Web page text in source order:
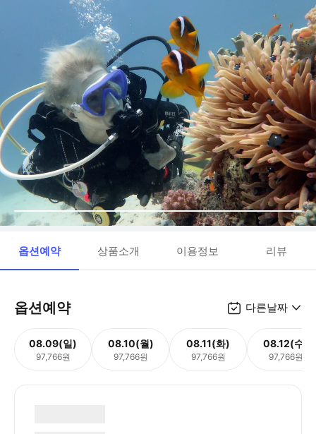
옵션예약 상품소개 이용정보 리뷰
옵션예약 다른날짜
08.09(일)
97,766원
08.10(월)
97,766원
08.11(화)
97,766원
08.12(수)
97,766원